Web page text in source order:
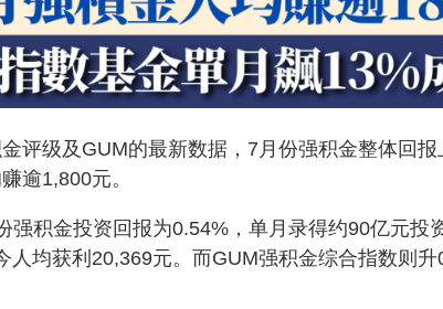
评级及GUM的最新数据，7月份强积金整体回
逾1,800元。
强积金投资回报为0.54%，单月录得约90亿元投
人均获利20,369元。而GUM强积金综合指数则